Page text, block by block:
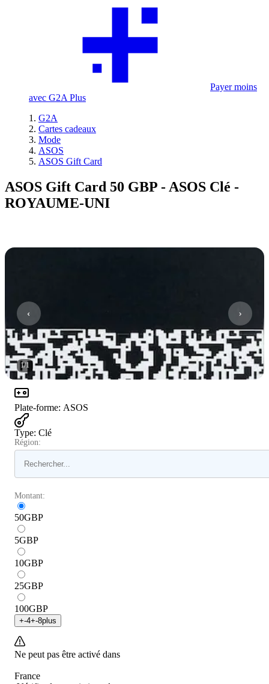
Payer moins
avec G2A Plus
G2A
Cartes cadeaux
Mode
ASOS
ASOS Gift Card
ASOS Gift Card 50 GBP - ASOS Clé -
ROYAUME-UNI
1/1
Plate-forme: ASOS
Type: Clé
Région:
Montant:
50GBP
5GBP
10GBP
25GBP
100GBP
+-4+-8plus
Ne peut pas être activé dans
France